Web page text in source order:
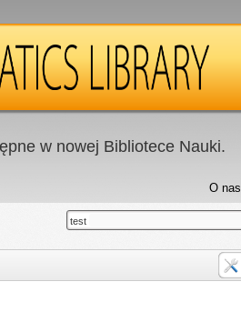
w nowej Bibliotece Nauki.
O nas
test